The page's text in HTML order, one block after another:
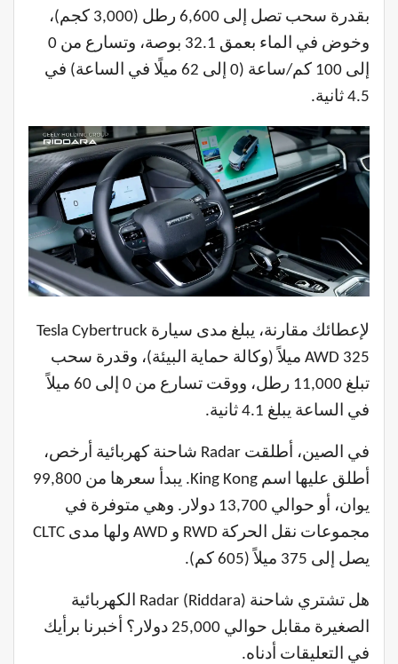
بقدرة سحب تصل إلى 6,600 رطل (3,000 كجم)،
وخوض في الماء بعمق 32.1 بوصة، وتسارع من 0
إلى 100 كم/ساعة (0 إلى 62 ميلًا في الساعة) في
4.5 ثانية.
لإعطائك مقارنة، يبلغ مدى سيارة Tesla Cybertruck
AWD 325 ميلاً (وكالة حماية البيئة)، وقدرة سحب
تبلغ 11,000 رطل، ووقت تسارع من 0 إلى 60 ميلاً
في الساعة يبلغ 4.1 ثانية.
في الصين، أطلقت Radar شاحنة كهربائية أرخص،
أطلق عليها اسم King Kong. يبدأ سعرها من 99,800
يوان، أو حوالي 13,700 دولار. وهي متوفرة في
مجموعات نقل الحركة RWD و AWD ولها مدى CLTC
يصل إلى 375 ميلاً (605 كم).
هل تشتري شاحنة Radar (Riddara) الكهربائية
الصغيرة مقابل حوالي 25,000 دولار؟ أخبرنا برأيك
في التعليقات أدناه.